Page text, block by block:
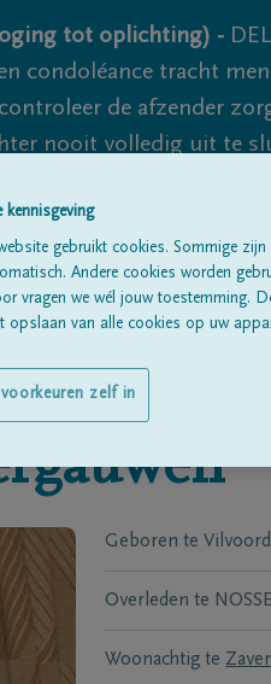
tot oplichting) -
condoléance tracht
de afzender
nooit volledig uit te
Geboren te
Overleden te
Woonachtig te
kennisgeving
gebruikt cookies. Sommige
Andere cookies worden
vragen we wél jouw toestemming.
opslaan van alle cookies op uw
zelf in